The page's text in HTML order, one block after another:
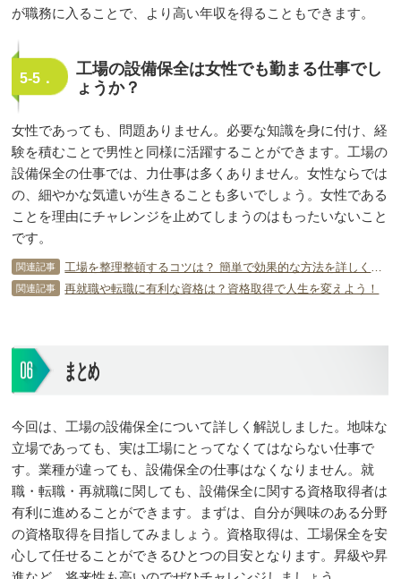
が職務に入ることで、より高い年収を得ることもできます。
5-5．
工場の設備保全は女性でも勤まる仕事でし
ょうか？
女性であっても、問題ありません。必要な知識を身に付け、経
験を積むことで男性と同様に活躍することができます。工場の
設備保全の仕事では、力仕事は多くありません。女性ならでは
の、細やかな気遣いが生きることも多いでしょう。女性である
ことを理由にチャレンジを止めてしまうのはもったいないこと
です。
関連記事
関連記事 再就職や転職に有利な資格は？資格取得で人生を変えよう！
まとめ
今回は、工場の設備保全について詳しく解説しました。地味な
立場であっても、実は工場にとってなくてはならない仕事で
す。業種が違っても、設備保全の仕事はなくなりません。就
職・転職・再就職に関しても、設備保全に関する資格取得者は
有利に進めることができます。まずは、自分が興味のある分野
の資格取得を目指してみましょう。資格取得は、工場保全を安
心して任せることができるひとつの目安となります。昇級や昇